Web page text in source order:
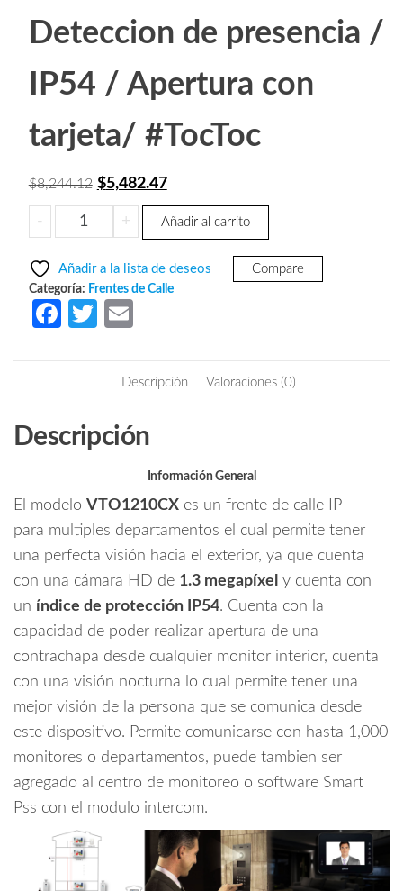
Deteccion de presencia /
IP54 / Apertura con
tarjeta/ #TocToc
$8,244.12 El
precio
original
$8,244.12.
$5,482.47El
precio
$5,482.47.
-
DAHUA
VTO1210CX
Frente
de
calle
apartamentos
Camara
/
1
000
monitores
/
IK07
de
presencia
/
IP54
/
Apertura
tarjeta/
#TocToc
cantidad
+ Añadir al carrito
Añadir a la lista de deseos Compare
Categoría: Frentes de Calle
Fa
o
T
itt
ail
Descripción Valoraciones (0)
Descripción
Información General
El modelo VTO1210CX es un frente de calle IP
para multiples departamentos el cual permite tener
una perfecta visión hacia el exterior, ya que cuenta
con una cámara HD de 1.3 megapíxel y cuenta con
un índice de protección IP54. Cuenta con la
capacidad de poder realizar apertura de una
contrachapa desde cualquier monitor interior, cuenta
con una visión nocturna lo cual permite tener una
mejor visión de la persona que se comunica desde
este dispositivo. Permite comunicarse con hasta 1,000
monitores o departamentos, puede tambien ser
agregado al centro de monitoreo o software Smart
Pss con el modulo intercom.